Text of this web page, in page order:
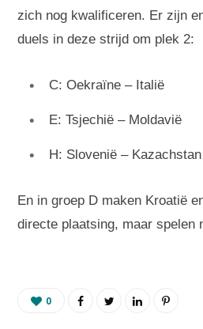
zich nog kwalificeren. Er zijn
duels in deze strijd om plek 2:
C: Oekraïne – Italië
E: Tsjechië – Moldavië
H: Slovenië – Kazachstan
En in groep D maken Kroatië
directe plaatsing, maar spelen
0